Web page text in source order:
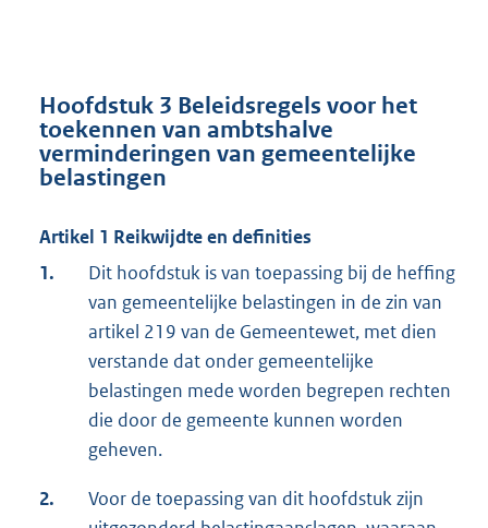
Hoofdstuk 3 Beleidsregels voor het
toekennen van ambtshalve
verminderingen van gemeentelijke
belastingen
Artikel 1 Reikwijdte en definities
1.
Dit hoofdstuk is van toepassing bij de heffing
van gemeentelijke belastingen in de zin van
artikel 219 van de Gemeentewet, met dien
verstande dat onder gemeentelijke
belastingen mede worden begrepen rechten
die door de gemeente kunnen worden
geheven.
2.
Voor de toepassing van dit hoofdstuk zijn